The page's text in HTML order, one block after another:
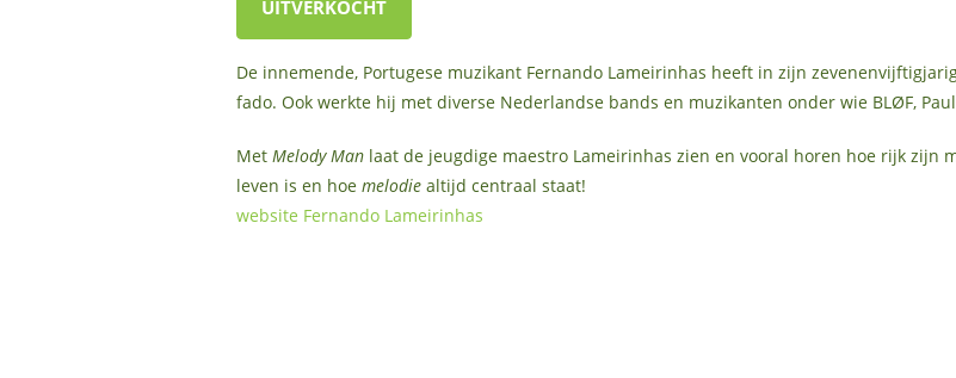
UITVERKOCHT
De innemende, Portugese muzikant Fernando Lameirinhas heeft in zijn
fado. Ook werkte hij met diverse Nederlandse bands en muzikanten onder wie BLØF,
Met Melody Manlaat de jeugdige maestro Lameirinhas zien en vooral horen hoe rijk zijn
leven is en hoe melodiealtijd centraal staat!
website Fernando Lameirinhas